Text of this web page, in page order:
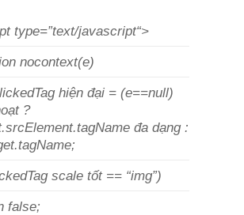
type=”text/javascript“>
nocontext(e)
hiện đại= (e==null)
?
đa dạng:
scale tốt== “img”)
false;